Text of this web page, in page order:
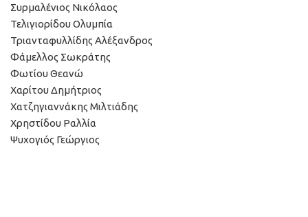
Συρμαλένιος Νικόλαος
Τελιγιορίδου Ολυμπία
Τριανταφυλλίδης Αλέξανδρος
Φάμελλος Σωκράτης
Φωτίου Θεανώ
Χαρίτου Δημήτριος
Χατζηγιαννάκης Μιλτιάδης
Χρηστίδου Ραλλία
Ψυχογιός Γεώργιος